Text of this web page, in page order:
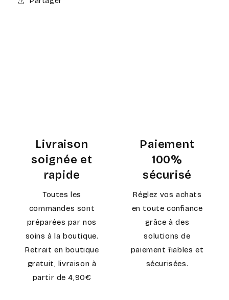
Livraison
soignée et
rapide
Toutes les
commandes sont
préparées par nos
soins à la boutique.
Retrait en boutique
gratuit, livraison à
partir de 4,90€
Paiement
100%
sécurisé
Réglez vos achats
en toute confiance
grâce à des
solutions de
paiement fiables et
sécurisées.